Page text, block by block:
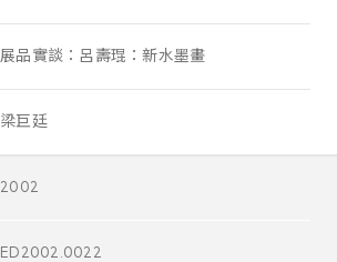
展品實談：呂壽琨：新水墨畫
梁巨廷
2002
ED2002.0022